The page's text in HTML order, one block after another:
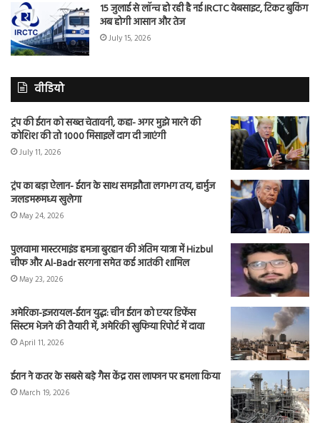
15 जुलाई से लॉन्च हो रही है नई IRCTC वेबसाइट, टिकट बुकिंग
अब होगी आसान और तेज
July 15, 2026
वीडियो
ट्रंप की ईरान को सख्त चेतावनी, कहा- अगर मुझे मारने की
कोशिश की तो 1000 मिसाइलें दाग दी जाएंगी
July 11, 2026
ट्रंप का बड़ा ऐलान- ईरान के साथ समझौता लगभग तय, हार्मुज
जलडमरूमध्य खुलेगा
May 24, 2026
पुलवामा मास्टरमाइंड हमजा बुरहान की अंतिम यात्रा में Hizbul
चीफ और Al-Badr सरगना समेत कई आतंकी शामिल
May 23, 2026
अमेरिका-इजरायल-ईरान युद्ध: चीन ईरान को एयर डिफेंस
सिस्टम भेजने की तैयारी में, अमेरिकी खुफिया रिपोर्ट में दावा
April 11, 2026
ईरान ने कतर के सबसे बड़े गैस केंद्र रास लाफान पर हमला किया
March 19, 2026